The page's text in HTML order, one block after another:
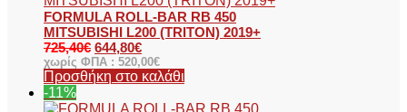
FORMULA ROLL-BAR RB 450
MITSUBISHI L200 (TRITON) 2019+
725,40€ 644,80€
χωρίς ΦΠΑ : 520,00€
Προσθήκη στο καλάθι
-11%